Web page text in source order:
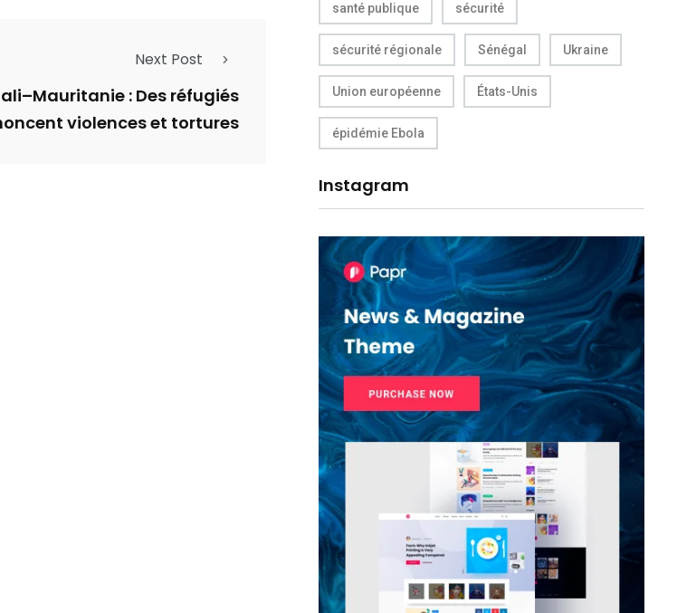
Next Post
: Des réfugiés
violences et tortures
santé publique sécurité
sécurité régionale Sénégal Ukraine
Union européenne États-Unis
épidémie Ebola
Instagram